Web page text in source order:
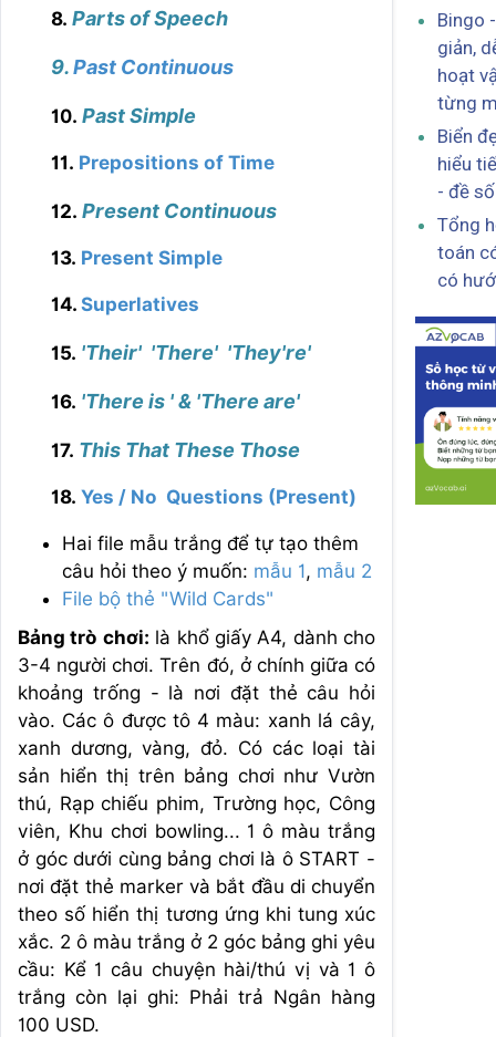
8. Parts of Speech
9.Past Continuous
10. Past Simple
11. Prepositions of Time
12. Present Continuous
13. Present Simple
14. Superlatives
15. 'Their' 'There' 'They're'
16. 'There is ' & 'There are'
17. This That These Those
18. Yes / No Questions (Present)
Hai file mẫu trắng để tự tạo thêm
câu hỏi theo ý muốn: mẫu 1, mẫu 2
File bộ thẻ "Wild Cards"
Bảng trò chơi: là khổ giấy A4, dành cho
3-4 người chơi. Trên đó, ở chính giữa có
khoảng trống - là nơi đặt thẻ câu hỏi
vào. Các ô được tô 4 màu: xanh lá cây,
xanh dương, vàng, đỏ. Có các loại tài
sản hiển thị trên bảng chơi như Vườn
thú, Rạp chiếu phim, Trường học, Công
viên, Khu chơi bowling... 1 ô màu trắng
ở góc dưới cùng bảng chơi là ô START -
nơi đặt thẻ marker và bắt đầu di chuyển
theo số hiển thị tương ứng khi tung xúc
xắc. 2 ô màu trắng ở 2 góc bảng ghi yêu
cầu: Kể 1 câu chuyện hài/thú vị và 1 ô
trắng còn lại ghi: Phải trả Ngân hàng
100 USD.
Bingo
giản,
hoạt
từng
Biển
hiểu
- đề
Tổng
toán
có